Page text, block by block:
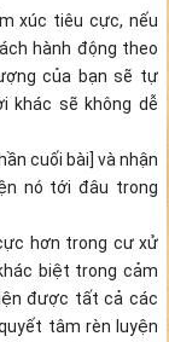
xúc tiêu cực, nếu
hành động theo
của bạn sẽ tự
khác sẽ không dễ
cuối bài] và nhận
nó tới đâu trong
hơn trong cư xử
biệt trong cảm
được tất cả các
tâm rèn luyện